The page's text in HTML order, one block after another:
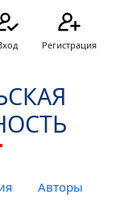
Регистрация
Авторы